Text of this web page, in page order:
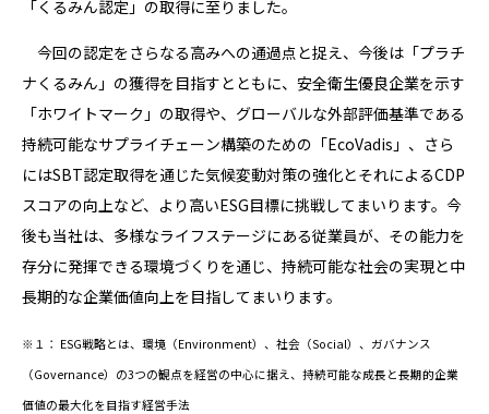
「くるみん認定」の取得に至りました。
今回の認定をさらなる高みへの通過点と捉え、今後は「プラチ
ナくるみん」の獲得を目指すとともに、安全衛生優良企業を示す
「ホワイトマーク」の取得や、グローバルな外部評価基準である
持続可能なサプライチェーン構築のための「EcoVadis」、さら
にはSBT認定取得を通じた気候変動対策の強化とそれによるCDP
スコアの向上など、より高いESG目標に挑戦してまいります。今
後も当社は、多様なライフステージにある従業員が、その能力を
存分に発揮できる環境づくりを通じ、持続可能な社会の実現と中
長期的な企業価値向上を目指してまいります。
※１： ESG戦略とは、環境（Environment）、社会（Social）、ガバナンス
（Governance）の3つの観点を経営の中心に据え、持続可能な成長と長期的企業
価値の最大化を目指す経営手法